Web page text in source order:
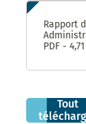
Rapport
PDF -
Tout